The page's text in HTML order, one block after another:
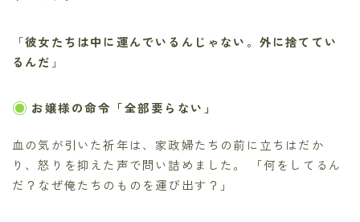
「彼女たちは中に運んでいるんじゃない。外に捨ててい
るんだ 」
お嬢様の命令「全部要らない」
血の気が引いた祈年は、家政婦たちの前に立ちはだか
り、怒りを抑えた声で問い詰めました。 「何をしてるん
だ？なぜ俺たちのものを運び出す？」